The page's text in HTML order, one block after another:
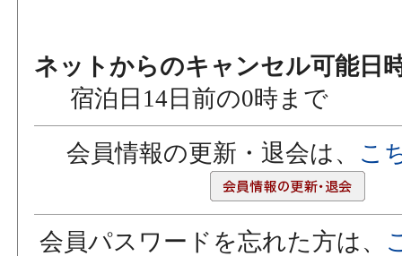
ネットからのキャンセル可能日
宿泊日14日前の0時まで
会員情報の更新・退会は、 こ
会員パスワードを忘れた方は、